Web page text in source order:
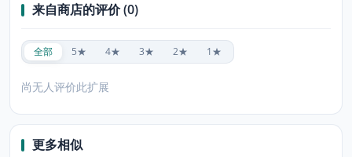
来自商店的评价 (0)
全部 5★ 4★ 3★ 2★ 1★
尚无人评价此扩展
更多相似